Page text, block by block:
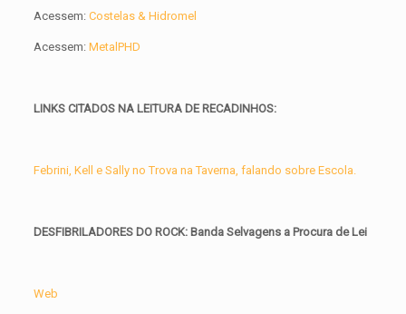
Acessem:Costelas & Hidromel
Acessem: MetalPHD
LINKS CITADOS NA LEITURA DE RECADINHOS:
Febrini, Kell e Sally no Trova na Taverna, falando sobre Escola.
DESFIBRILADORES DO ROCK: Banda Selvagens a Procura de Lei
Web